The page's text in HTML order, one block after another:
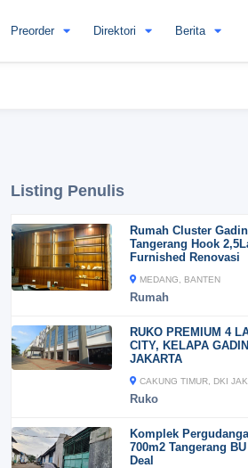
Preorder Direktori Berita
Listing Penulis
Rumah Cluster
Tangerang Hook
Furnished Renovasi
MEDANG, BANTEN
Rumah
RUKO PREMIUM 4
CITY, KELAPA
JAKARTA
CAKUNG TIMUR, DKI
Ruko
Komplek
700m2 Tangerang
Deal